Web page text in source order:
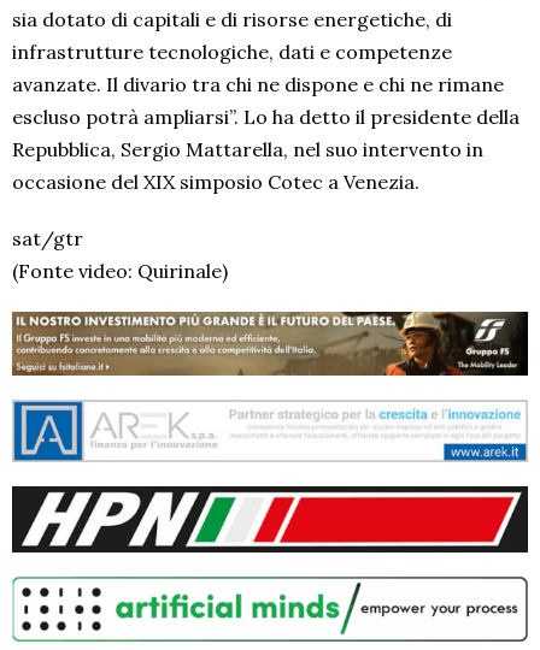
sia dotato di capitali e di risorse energetiche, di
infrastrutture tecnologiche, dati e competenze
avanzate. Il divario tra chi ne dispone e chi ne rimane
escluso potrà ampliarsi”. Lo ha detto il presidente della
Repubblica, Sergio Mattarella, nel suo intervento in
occasione del XIX simposio Cotec a Venezia.
sat/gtr
(Fonte video: Quirinale)